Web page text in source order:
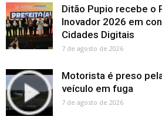
Ditão Pupio recebe o
Inovador 2026 em
Cidades Digitais
7 de agosto de 2026
Motorista é preso
veículo em fuga
7 de agosto de 2026